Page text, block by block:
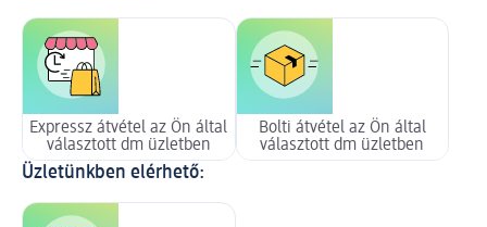
Expressz átvétel az Ön által
választott dm üzletben
Bolti átvétel az Ön által
választott dm üzletben
Üzletünkben elérhető: